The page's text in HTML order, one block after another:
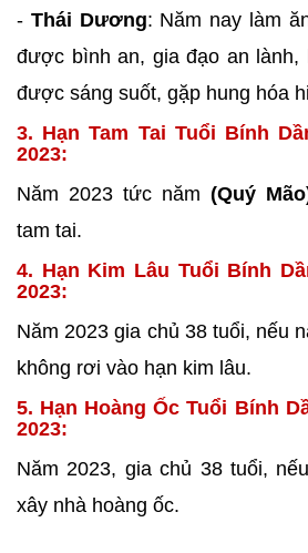
- Thái Dương: Năm nay làm
được bình an, gia đạo an lành,
được sáng suốt, gặp hung hóa
3. Hạn Tam Tai Tuổi Bính
2023:
Năm 2023 tức năm (Quý
tam tai.
4. Hạn Kim Lâu Tuổi Bính
2023:
Năm 2023 gia chủ 38 tuổi, nếu
không rơi vào hạn kim lâu.
5. Hạn Hoàng Ốc Tuổi Bính
2023:
Năm 2023, gia chủ 38 tuổi,
xây nhà hoàng ốc.